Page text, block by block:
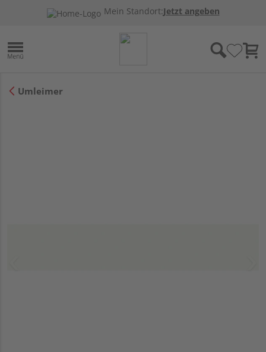
Mein Standort:Jetzt angeben
Umleimer